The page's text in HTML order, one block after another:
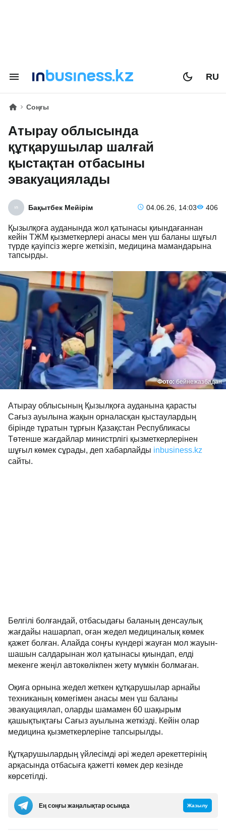
RU
Соңғы
Атырау облысында
құтқарушылар шалғай
қыстақтан отбасыны
эвакуациялады
Бақытбек Мейірім 04.06.26, 14:03 406
Қызылқоға ауданында жол қатынасы қиындағаннан
кейін ТЖМ қызметкерлері анасы мен үш баланы шұғыл
түрде қауіпсіз жерге жеткізіп, медицина мамандарына
тапсырды.
Фото:бейнежазбадан
Атырау облысының Қызылқоға ауданына қарасты
Сағыз ауылына жақын орналасқан қыстаулардың
бірінде тұратын тұрғын Қазақстан Республикасы
Төтенше жағдайлар министрлігі қызметкерлерінен
шұғыл көмек сұрады, деп хабарлайды inbusiness.kz
сайты.
Белгілі болғандай, отбасыдағы баланың денсаулық
жағдайы нашарлап, оған жедел медициналық көмек
қажет болған. Алайда соңғы күндері жауған мол жауын-
шашын салдарынан жол қатынасы қиындап, елді
мекенге жеңіл автокөлікпен жету мүмкін болмаған.
Оқиға орнына жедел жеткен құтқарушылар арнайы
техниканың көмегімен анасы мен үш баланы
эвакуациялап, оларды шамамен 60 шақырым
қашықтықтағы Сағыз ауылына жеткізді. Кейін олар
медицина қызметкерлеріне тапсырылды.
Құтқарушылардың үйлесімді әрі жедел әрекеттерінің
арқасында отбасыға қажетті көмек дер кезінде
көрсетілді.
Ең соңғы жаңалықтар осында Жазылу